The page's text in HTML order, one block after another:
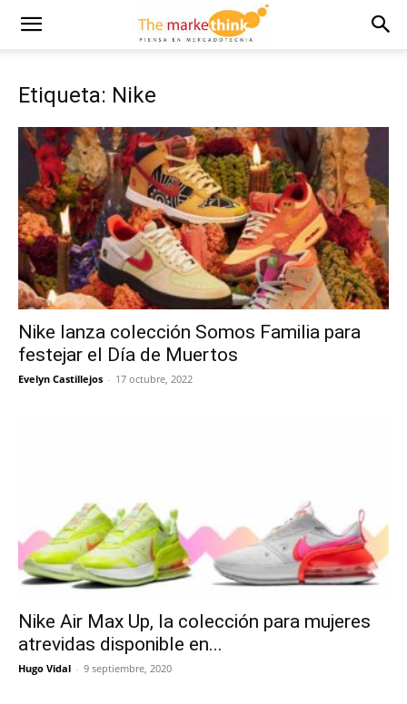
Etiqueta: Nike
Nike lanza colección Somos Familia para
festejar el Día de Muertos
Evelyn Castillejos - 17 octubre, 2022
Nike Air Max Up, la colección para mujeres
atrevidas disponible en...
Hugo Vidal - 9 septiembre, 2020